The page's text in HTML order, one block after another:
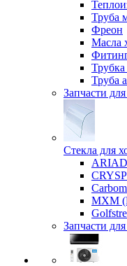
Труба
Фреон
Масла
Труба
Запчасти
Стекла для
MXM
Запчасти